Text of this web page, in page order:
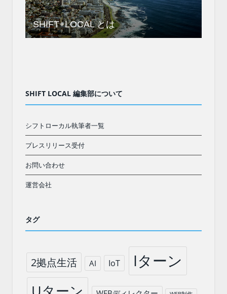
SHIFT+LOCAL とは
SHIFT LOCAL 編集部について
シフトローカル執筆者一覧
プレスリリース受付
お問い合わせ
運営会社
タグ
2拠点生活 AI IoT Iターン